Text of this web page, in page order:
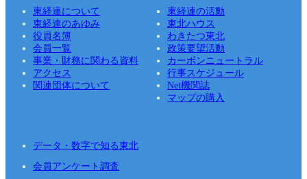
東経連について
東経連の活動
東経連のあゆみ
東北ハウス
役員名簿
わきたつ東北
会員一覧
政策要望活動
事業・財務に関わる資料
カーボンニュートラル
アクセス
行事スケジュール
関連団体について
Net機関誌
マップの購入
データ・数字で知る東北
会員アンケート調査